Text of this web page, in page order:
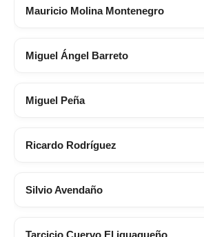
Mauricio Molina Montenegro
Miguel Ángel Barreto
Miguel Peña
Ricardo Rodríguez
Silvio Avendaño